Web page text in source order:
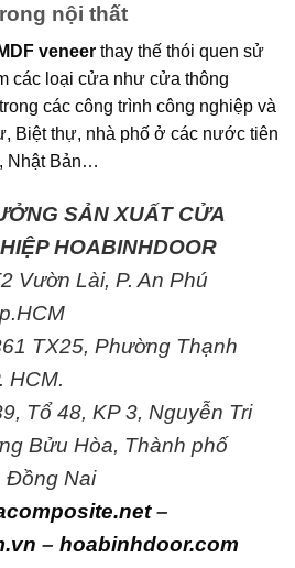
nội thất
veneer thay thế thói quen sử
các loại cửa như cửa thông
các công trình công nghiệp và
Biệt thự, nhà phố ở các nước tiên
Nhật Bản…
SẢN XUẤT CỬA
HOABINHDOOR
Vườn Lài, P. An Phú
TX25, Phường Thạnh
HCM.
Tổ 48, KP 3, Nguyễn Tri
Bửu Hòa, Thành phố
Đồng Nai
–
– hoabinhdoor.com